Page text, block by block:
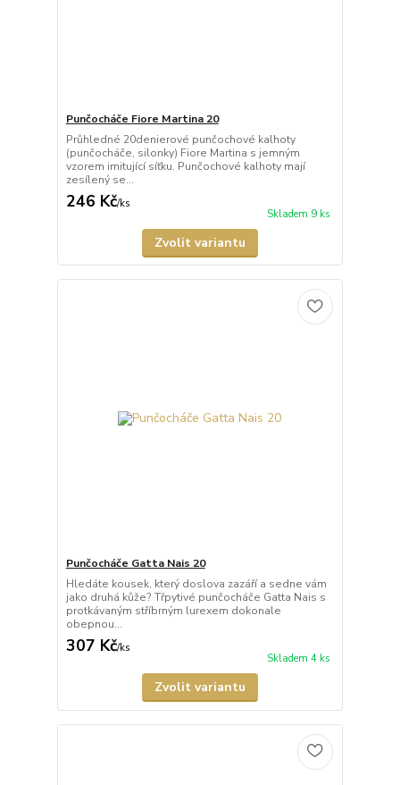
Punčocháče Fiore Martina 20
Průhledné 20denierové punčochové kalhoty
(punčocháče, silonky) Fiore Martina s jemným
vzorem imitující síťku. Punčochové kalhoty mají
zesílený se...
246 Kč/ks
Skladem 9 ks
Zvolit variantu
Punčocháče Gatta Nais 20
Hledáte kousek, který doslova zazáří a sedne vám
jako druhá kůže? Třpytivé punčocháče Gatta Nais s
protkávaným stříbrným lurexem dokonale
obepnou...
307 Kč/ks
Skladem 4 ks
Zvolit variantu